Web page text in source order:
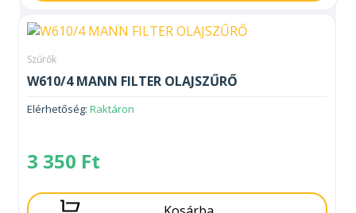
Szűrők
W610/4 MANN FILTER OLAJSZŰRŐ
Elérhetőség: Raktáron
3 350 Ft